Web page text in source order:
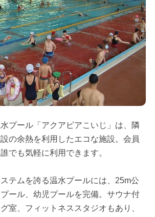
プール「アクアピアこいじ」は、隣
の余熱を利用したエコな施設。会員
でも気軽に利用できます。
テムを誇る温水プールには、25m公
ール、幼児プールを完備。サウナ付
室、フィットネススタジオもあり、